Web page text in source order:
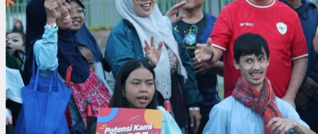
Meuraksa
Kesdam
Jaya